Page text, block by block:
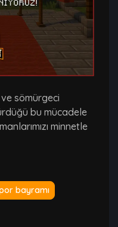
sömürgeci
bu mücadele
minnetle
bayramı